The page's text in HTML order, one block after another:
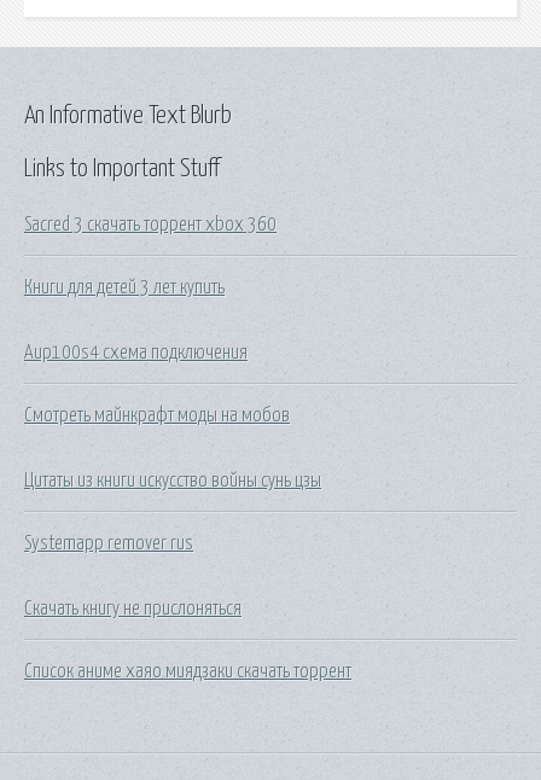
Links to Important Stuff
Sacred 3 скачать торрент xbox 360
Книги для детей 3 лет купить
Аир100s4 схема подключения
Смотреть майнкрафт моды на мобов
Цитаты из книги искусство войны сунь цзы
Systemapp remover rus
Скачать книгу не прислоняться
Список аниме хаяо миядзаки скачать торрент
An Informative Text Blurb